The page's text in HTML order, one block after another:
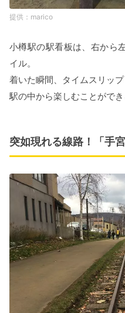
marico
小樽駅の駅看板は、右から
イル。
着いた瞬間、タイムスリッ
駅の中から楽しむことがで
突如現れる線路！「手宮